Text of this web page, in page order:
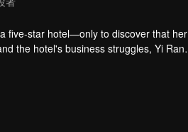
five-star hotel—only to discover that her
the hotel's business struggles, Yi Ran